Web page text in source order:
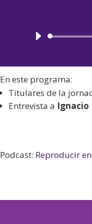
En este programa:
Titulares de la
Entrevista a
Podcast: Reproducir